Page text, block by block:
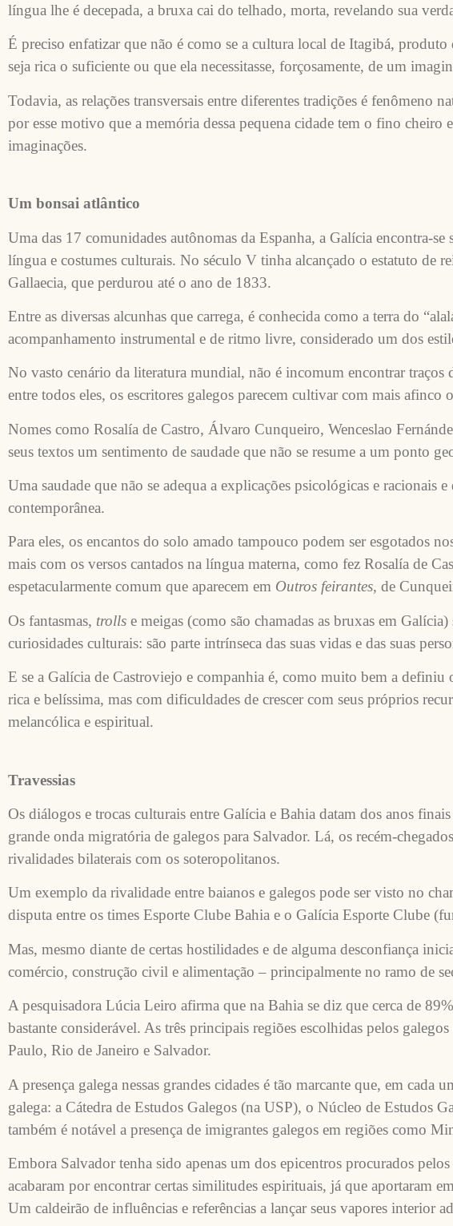
língua lhe é decepada, a bruxa cai do telhado, morta, revelando sua
É preciso enfatizar que não é como se a cultura local de Itagibá,
seja rica o suficiente ou que ela necessitasse, forçosamente, de um
Todavia, as relações transversais entre diferentes tradições é fenômeno
por esse motivo que a memória dessa pequena cidade tem o fino cheiro
imaginações.
Um bonsai atlântico
Uma das 17 comunidades autônomas da Espanha, a Galícia encontra-
língua e costumes culturais. No século V tinha alcançado o estatuto
Gallaecia, que perdurou até o ano de 1833.
Entre as diversas alcunhas que carrega, é conhecida como a terra do
acompanhamento instrumental e de ritmo livre, considerado um dos
No vasto cenário da literatura mundial, não é incomum encontrar
entre todos eles, os escritores galegos parecem cultivar com mais afinco
Nomes como Rosalía de Castro, Álvaro Cunqueiro, Wenceslao
seus textos um sentimento de saudade que não se resume a um ponto
Uma saudade que não se adequa a explicações psicológicas e racionais
contemporânea.
Para eles, os encantos do solo amado tampouco podem ser esgotados
mais com os versos cantados na língua materna, como fez Rosalía de
espetacularmente comum que aparecem em Outros feirantes, de
Os fantasmas, trolls e meigas (como são chamadas as bruxas em
curiosidades culturais: são parte intrínseca das suas vidas e das suas
E se a Galícia de Castroviejo e companhia é, como muito bem a
rica e belíssima, mas com dificuldades de crescer com seus próprios
melancólica e espiritual.
Travessias
Os diálogos e trocas culturais entre Galícia e Bahia datam dos anos
grande onda migratória de galegos para Salvador. Lá, os recém-
rivalidades bilaterais com os soteropolitanos.
Um exemplo da rivalidade entre baianos e galegos pode ser visto no
disputa entre os times Esporte Clube Bahia e o Galícia Esporte Clube
Mas, mesmo diante de certas hostilidades e de alguma desconfiança
comércio, construção civil e alimentação – principalmente no ramo de
A pesquisadora Lúcia Leiro afirma que na Bahia se diz que cerca de
bastante considerável. As três principais regiões escolhidas pelos
Paulo, Rio de Janeiro e Salvador.
A presença galega nessas grandes cidades é tão marcante que, em
galega: a Cátedra de Estudos Galegos (na USP), o Núcleo de Estudos
também é notável a presença de imigrantes galegos em regiões como
Embora Salvador tenha sido apenas um dos epicentros procurados
acabaram por encontrar certas similitudes espirituais, já que aportaram
Um caldeirão de influências e referências a lançar seus vapores interior